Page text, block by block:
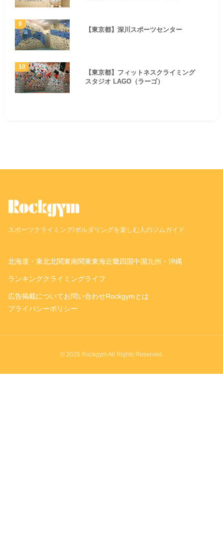
【東京都】深川スポーツセンター
【東京都】フィットネスクライミング
スタジオ LAGO（ラーゴ）
スポーツクライミング/ボルダリングを楽しむ人のジムガイド
北海道・東北北関東南関東東海近畿四国中国九州・沖縄
ランキングクライミングライフ
広告掲載についてお問い合わせRockgymとは
プライバシーポリシー
© 2026 Rockgym All Rights Reserved.